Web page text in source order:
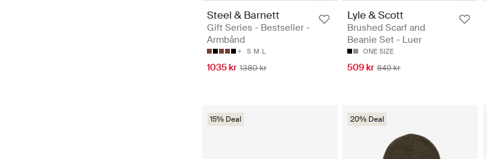
Steel & Barnett
Gift Series - Bestseller -
Armbånd
S M L
1035 kr 1380 kr
Lyle & Scott
Brushed Scarf and
Beanie Set - Luer
ONE SIZE
509 kr 849 kr
15% Deal 20% Deal